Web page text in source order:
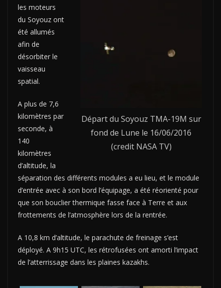
Départ du Soyouz TMA-19M sur
fond de Lune le 16/06/2016
(credit NASA TV)
les moteurs
du Soyouz ont
été allumés
afin de
désorbiter le
vaisseau
spatial.
A plus de 7,6
kilomètres par
seconde, à
140
kilomètres
d’altitude, la
séparation des différents modules a eu lieu, et le module
d’entrée avec à son bord l’équipage, a été réorienté pour
que son bouclier thermique fasse face à Terre et aux
frottements de l’atmosphère lors de la rentrée.
A 10,8 km d’altitude, le parachute de freinage s’est
déployé. A 9h15 UTC, les rétrofusées ont amorti l’impact
de l’atterrissage dans les plaines kazakhs.